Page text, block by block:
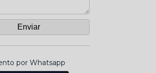
por Whatsapp